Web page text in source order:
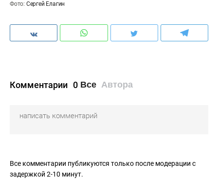
Фото: Сергей Елагин
Комментарии 0 Все Автора
Все комментарии публикуются только после модерации с
задержкой 2-10 минут.